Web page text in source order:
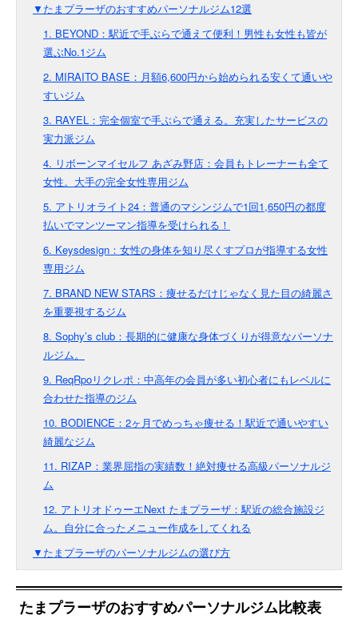
▼たまプラーザのおすすめパーソナルジム12選
1. BEYOND：駅近で手ぶらで通えて便利！男性も女性も皆が
選ぶNo.1ジム
2. MIRAITO BASE：月額6,600円から始められる安くて通いや
すいジム
3. RAYEL：完全個室で手ぶらで通える。充実したサービスの
実力派ジム
4. リボーンマイセルフ あざみ野店：会員もトレーナーも全て
女性。大手の完全女性専用ジム
5. アトリオライト24：普通のマシンジムで1回1,650円の都度
払いでマンツーマン指導を受けられる！
6. Keysdesign：女性の身体を知り尽くすプロが指導する女性
専用ジム
7. BRAND NEW STARS：痩せるだけじゃなく見た目の綺麗さ
を重要視するジム
8. Sophy’s club：長期的に健康な身体づくりが得意なパーソナ
ルジム。
9. ReqRpoリクレポ：中高年の会員が多い初心者にもレベルに
合わせた指導のジム
10. BODIENCE：2ヶ月でめっちゃ痩せる！駅近で通いやすい
綺麗なジム
11. RIZAP：業界屈指の実績数！絶対痩せる高級パーソナルジ
ム
12. アトリオドゥーエNext たまプラーザ：駅近の総合施設ジ
ム。自分に合ったメニュー作成をしてくれる
▼たまプラーザのパーソナルジムの選び方
たまプラーザのおすすめパーソナルジム比較表